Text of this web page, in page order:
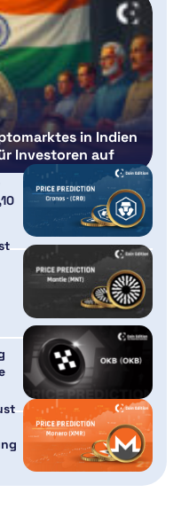
in Indien
Investoren auf